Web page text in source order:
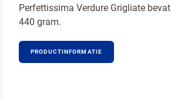
Perfettissima Verdure Grigliate
440 gram.
PRODUCTINFORMATIE